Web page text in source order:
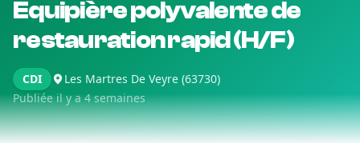
Equipière polyvalente de
restauration rapid (H/F)
CDI
Les Martres De Veyre (63730)
Publiée il y a 4 semaines